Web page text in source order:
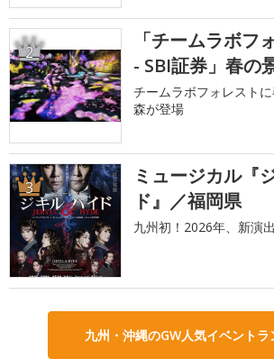
2
「チームラボフ
- SBI証券」春の
チームラボフォレスト
森が登場
3
ミュージカル『
ド』／福岡県
九州初！2026年、新演
九州・沖縄のGW人気イベントラ